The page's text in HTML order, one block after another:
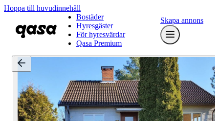
Hoppa till huvudinnehåll
Bostäder
Hyresgäster
För hyresvärdar
Qasa Premium
Skapa annons